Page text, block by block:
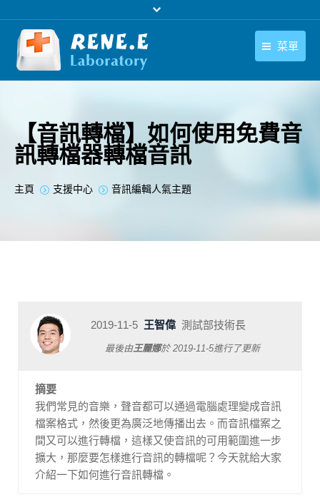
菜單
下載中心
購買
聯絡我們
【音訊轉檔】如何使用免費音
訊轉檔器轉檔音訊
您在此处：
主頁 支援中心 音訊編輯人氣主題
2019-11-5 王智偉 測試部技術長
最後由王麗娜於2019-11-5進行了更新
摘要
我們常見的音樂，聲音都可以通過電腦處理變成音訊
檔案格式，然後更為廣泛地傳播出去。而音訊檔案之
間又可以進行轉檔，這樣又使音訊的可用範圍進一步
擴大，那麼要怎樣進行音訊的轉檔呢？今天就給大家
介紹一下如何進行音訊轉檔。